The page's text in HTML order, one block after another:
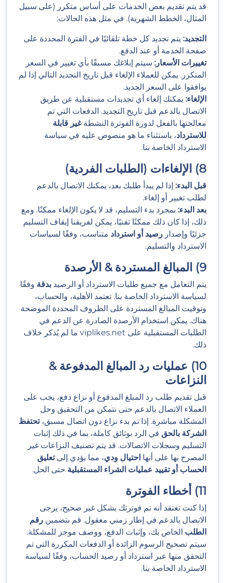
قد يتم تقديم بعض الخدمات على أساس متكرر (على سبيل
المثال، الخطط الشهرية). في مثل هذه الحالات:
التجديد: يتم تجديد كل خطة تلقائيًا في الفترة المحددة على
صفحة الخدمة أو عند الدفع.
تغييرات الأسعار: سيتم إبلاغك مسبقًا بأي تغيير في السعر
المتكرر. يمكن للعملاء الإلغاء قبل تاريخ التجديد التالي إذا لم
يوافقوا على السعر الجديد.
الإلغاء: يمكنك إلغاء أي تجديدات مستقبلية عن طريق
الاتصال بالدعم قبل تاريخ التجديد. الدفعات التي تم
معالجتها بالفعل لدورة الفوترة النشطةغير قابلة
للاسترداد، باستثناء ما هو منصوص عليه في سياسة
الاسترداد الخاصة بنا.
8) الإلغاءات (الطلبات الفردية)
قبل البدء: إذا لم يبدأ طلبك بعد، يمكنك الاتصال بالدعم
لطلب تغيير أو إلغاء.
بعد البدء: بمجرد بدء التسليم، قد لا يكون الإلغاء ممكنًا. ومع
ذلك، إذا كان ذلك ممكنًا تقنيًا، يمكن لفريقنا إيقاف التسليم
جزئيًا وإصدار رصيد أو استرداد متناسب، وفقًا لسياسات
الاسترداد والتسليم.
9) المبالغ المستردة & الأرصدة
يتم التعامل مع جميع طلبات الاسترداد أو الرصيد بدقة وفقًا
لسياسة الاسترداد الخاصة بنا. تعتمد الأهلية، والحساب،
وتوقيت المبالغ المستردة على الظروف المحددة الموضحة
هناك. يمكن استخدام الأرصدة الصادرة عن الدعم في
الطلبات المستقبلية على viplikes.net ما لم يُذكر خلاف
ذلك.
10) عمليات رد المبالغ المدفوعة &
النزاعات
قبل تقديم طلب رد المبلغ المدفوع أو نزاع دفع، يجب على
العملاء الاتصال بالدعم حتى نتمكن من التحقيق وحل
المشكلة مباشرة. إذا تم بدء نزاع دون اتصال مسبق،تحتفظ
الشركة بالحق في الرد بوثائق كاملة، بما في ذلك إثبات
التسليم وسجلات الاتصالات. قد يتم تصنيف النزاعات غير
المصرح بها على أنها احتيال ودي، مما يؤدي إلىتعليق
الحساب أو تقييد عمليات الشراء المستقبلية حتى الحل.
11) أخطاء الفوترة
إذا كنت تعتقد أنه تم فوترتك بشكل غير صحيح، يرجى
الاتصال بالدعم في إطار زمني معقول. قم بتضمين رقم
الطلب الخاص بك، وإثبات الدفع، ووصف موجز للمشكلة.
سيتم تصحيح الرسوم الزائدة أو الدفعات المكررة التي تم
التحقق منها عبر استرداد أو رصيد الحساب، وفقًا لسياسة
الاسترداد الخاصة بنا.